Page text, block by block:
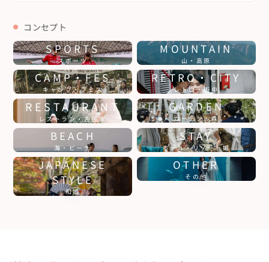
コンセプト
SPORTS
スポーツ
MOUNTAIN
山・高原
CAMP・FES
キャンプ・フェス
RETRO・CITY
レトロ・街中
RESTAURANT
レストラン・古民家
GARDEN
ガーデン・森
BEACH
海・ビーチ
STAY
ホテル・リゾート婚
JAPANESE
STYLE
和婚
OTHER
その他